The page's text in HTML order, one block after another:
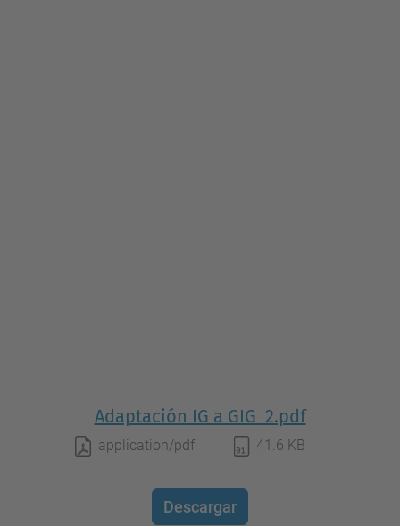
Adaptación IG a GIG_2.pdf
application/pdf 41.6 KB
Descargar